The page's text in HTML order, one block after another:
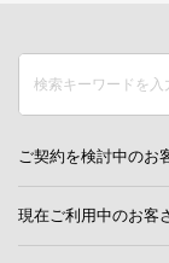
ご契約を検討中のお
現在ご利用中のお客